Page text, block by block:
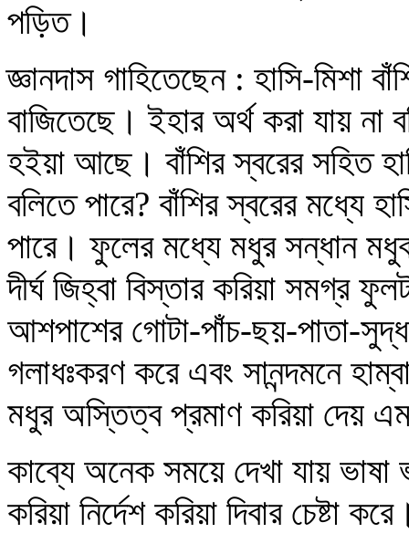
পড়িত।
জ্ঞানদাস গাহিতেছেন : হাসি-মিশা
বাজিতেছে। ইহার অর্থ করা যায় না
হইয়া আছে। বাঁশির স্বরের সহিত
বলিতে পারে? বাঁশির স্বরের মধ্যে
পারে। ফুলের মধ্যে মধুর সন্ধান
দীর্ঘ জিহ্বা বিস্তার করিয়া সমগ্র
আশপাশের গোটা-পাঁচ-ছয়-পাতা-সুদ্ধ
গলাধঃকরণ করে এবং সানন্দমনে
মধুর অস্তিত্ব প্রমাণ করিয়া দেয়
কাব্যে অনেক সময়ে দেখা যায়
করিয়া নির্দেশ করিয়া দিবার